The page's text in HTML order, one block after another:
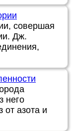
совершая
Дж.
него
от азота и